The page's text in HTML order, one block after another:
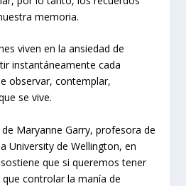
memoria.
viven en la ansiedad de
instantáneamente cada
observar, contemplar,
se vive.
Maryanne Garry, profesora de
University de Wellington, en
que si queremos tener
controlar la manía de